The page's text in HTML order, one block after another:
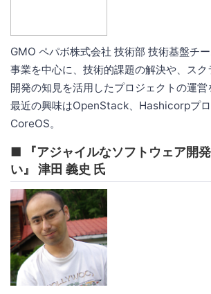
GMO ペパボ株式会社 技術部 技術基盤チ
事業を中心に、技術的課題の解決や、ス
開発の知見を活用したプロジェクトの運営
最近の興味はOpenStack、Hashicorpプロ
CoreOS。
■ 『アジャイルなソフトウェア開
い』 津田 義史 氏